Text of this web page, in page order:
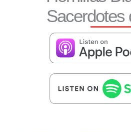
Sacerdotes